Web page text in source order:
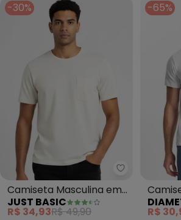
-30%
Just Basic -
Camiseta Masculina em
Algodão (Branco)
JUST BASIC
R$ 34,93R$ 49,90
-65%
R$